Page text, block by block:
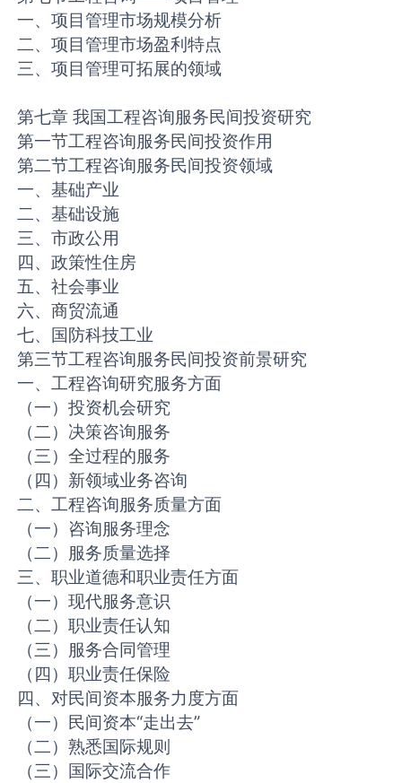
一、项目管理市场规模分析
二、项目管理市场盈利特点
三、项目管理可拓展的领域
第七章 我国工程咨询服务民间投资研究
第一节工程咨询服务民间投资作用
第二节工程咨询服务民间投资领域
一、基础产业
二、基础设施
三、市政公用
四、政策性住房
五、社会事业
六、商贸流通
七、国防科技工业
第三节工程咨询服务民间投资前景研究
一、工程咨询研究服务方面
（一）投资机会研究
（二）决策咨询服务
（三）全过程的服务
（四）新领域业务咨询
二、工程咨询服务质量方面
（一）咨询服务理念
（二）服务质量选择
三、职业道德和职业责任方面
（一）现代服务意识
（二）职业责任认知
（三）服务合同管理
（四）职业责任保险
四、对民间资本服务力度方面
（一）民间资本“走出去”
（二）熟悉国际规则
（三）国际交流合作